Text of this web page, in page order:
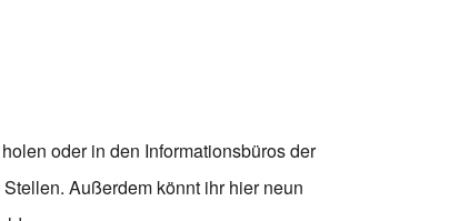
oder in den Informationsbüros der
Außerdem könnt ihr hier neun